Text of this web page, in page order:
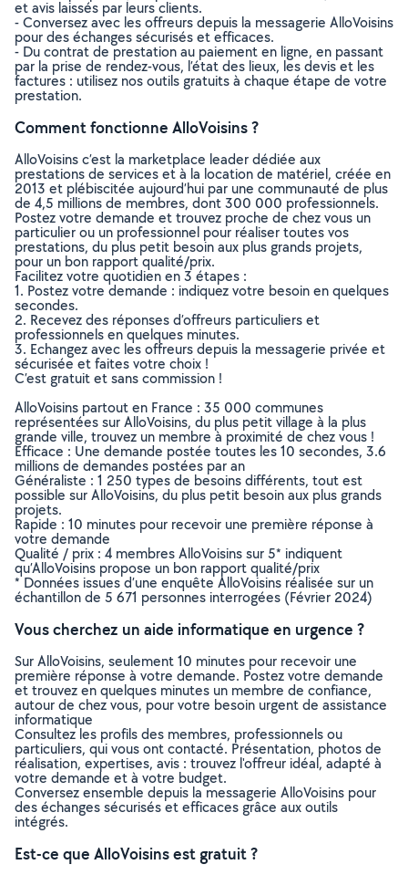
et avis laissés par leurs clients.
- Conversez avec les offreurs depuis la messagerie AlloVoisins
pour des échanges sécurisés et efficaces.
- Du contrat de prestation au paiement en ligne, en passant
par la prise de rendez-vous, l’état des lieux, les devis et les
factures : utilisez nos outils gratuits à chaque étape de votre
prestation.
Comment fonctionne AlloVoisins ?
AlloVoisins c’est la marketplace leader dédiée aux
prestations de services et à la location de matériel, créée en
2013 et plébiscitée aujourd’hui par une communauté de plus
de 4,5 millions de membres, dont 300 000 professionnels.
Postez votre demande et trouvez proche de chez vous un
particulier ou un professionnel pour réaliser toutes vos
prestations, du plus petit besoin aux plus grands projets,
pour un bon rapport qualité/prix.
Facilitez votre quotidien en 3 étapes :
1. Postez votre demande : indiquez votre besoin en quelques
secondes.
2. Recevez des réponses d’offreurs particuliers et
professionnels en quelques minutes.
3. Echangez avec les offreurs depuis la messagerie privée et
sécurisée et faites votre choix !
C’est gratuit et sans commission !
AlloVoisins partout en France : 35 000 communes
représentées sur AlloVoisins, du plus petit village à la plus
grande ville, trouvez un membre à proximité de chez vous !
Efficace : Une demande postée toutes les 10 secondes, 3.6
millions de demandes postées par an
Généraliste : 1 250 types de besoins différents, tout est
possible sur AlloVoisins, du plus petit besoin aux plus grands
projets.
Rapide : 10 minutes pour recevoir une première réponse à
votre demande
Qualité / prix : 4 membres AlloVoisins sur 5* indiquent
qu’AlloVoisins propose un bon rapport qualité/prix
* Données issues d’une enquête AlloVoisins réalisée sur un
échantillon de 5 671 personnes interrogées (Février 2024)
Vous cherchez un aide informatique en urgence ?
Sur AlloVoisins, seulement 10 minutes pour recevoir une
première réponse à votre demande. Postez votre demande
et trouvez en quelques minutes un membre de confiance,
autour de chez vous, pour votre besoin urgent de assistance
informatique
Consultez les profils des membres, professionnels ou
particuliers, qui vous ont contacté. Présentation, photos de
réalisation, expertises, avis : trouvez l'offreur idéal, adapté à
votre demande et à votre budget.
Conversez ensemble depuis la messagerie AlloVoisins pour
des échanges sécurisés et efficaces grâce aux outils
intégrés.
Est-ce que AlloVoisins est gratuit ?